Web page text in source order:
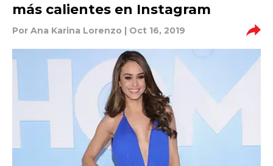
más calientes en Instagram
Por Ana Karina Lorenzo | Oct 16, 2019